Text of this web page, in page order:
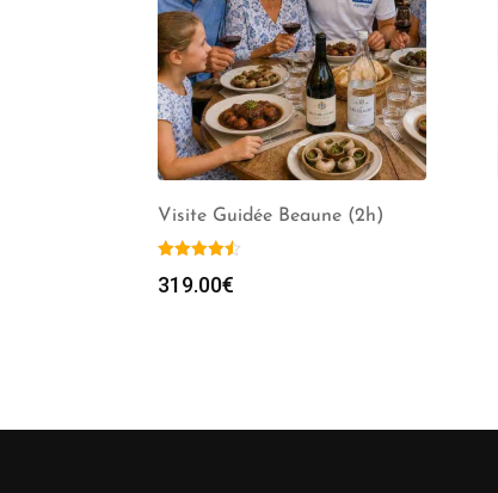
Visite Guidée Beaune (2h)
319.00€